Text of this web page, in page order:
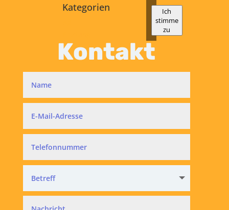
Kategorien
Ich
stimme
zu
Kontakt